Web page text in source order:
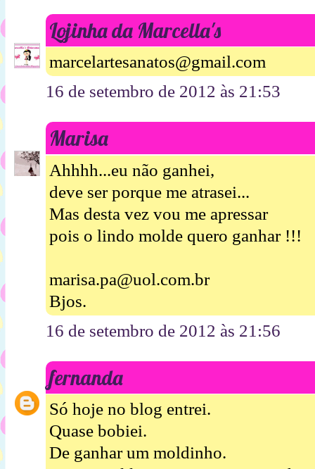
Lojinha da Marcella's
marcelartesanatos@gmail.com
16 de setembro de 2012 às 21:53
Marisa
Ahhhh...eu não ganhei,
deve ser porque me atrasei...
Mas desta vez vou me apressar
pois o lindo molde quero ganhar !!!
marisa.pa@uol.com.br
Bjos.
16 de setembro de 2012 às 21:56
fernanda
Só hoje no blog entrei.
Quase bobiei.
De ganhar um moldinho.